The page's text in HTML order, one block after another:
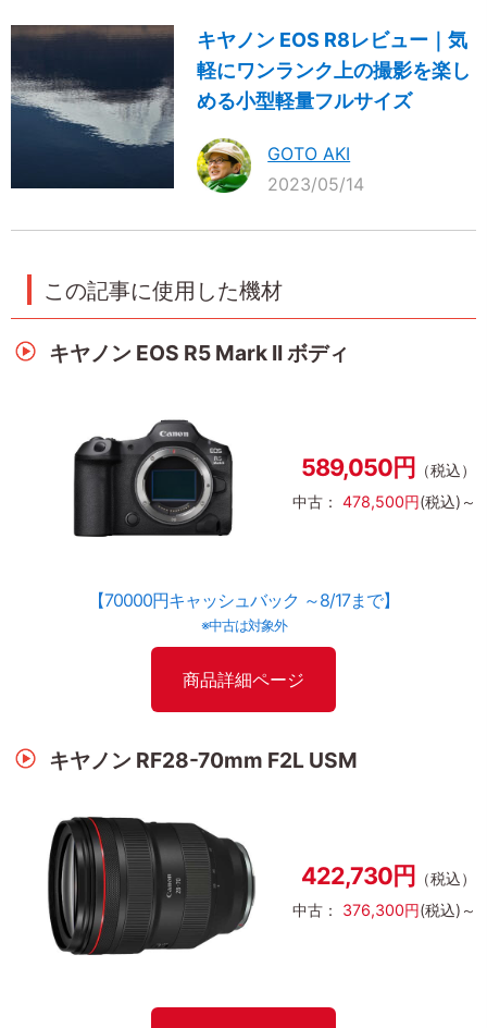
キヤノン EOS R8レビュー｜気
軽にワンランク上の撮影を楽し
める小型軽量フルサイズ
GOTO AKI
2023/05/14
この記事に使用した機材
キヤノン EOS R5 Mark II ボディ
589,050円 （税込）
中古： 478,500円(税込)～
【70000円キャッシュバック ～8/17まで】
※中古は対象外
商品詳細ページ
キヤノン RF28-70mm F2L USM
422,730円 （税込）
中古： 376,300円(税込)～